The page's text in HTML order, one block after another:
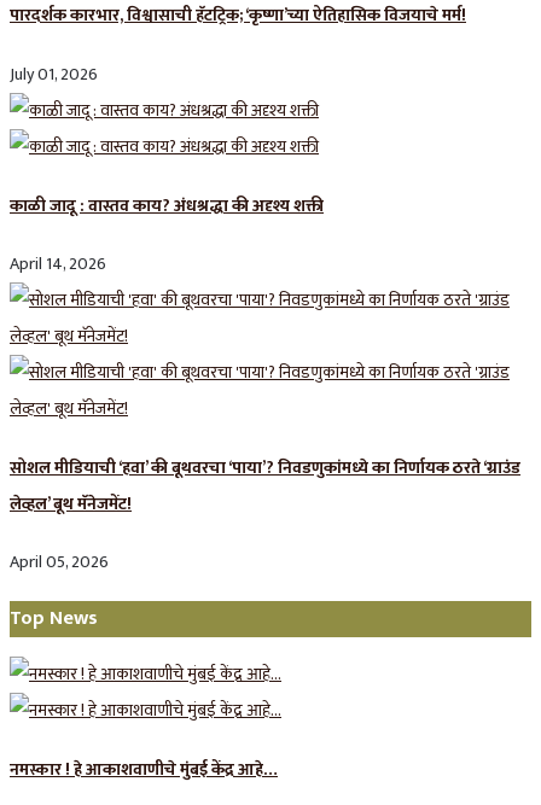
पारदर्शक कारभार, विश्वासाची हॅटट्रिक; ‘कृष्णा’च्या ऐतिहासिक विजयाचे मर्म!
July 01, 2026
काळी जादू : वास्तव काय? अंधश्रद्धा की अदृश्य शक्ती
April 14, 2026
सोशल मीडियाची ‘हवा’ की बूथवरचा ‘पाया’? निवडणुकांमध्ये का निर्णायक ठरते ‘ग्राउंड
लेव्हल’ बूथ मॅनेजमेंट!
April 05, 2026
Top News
नमस्कार ! हे आकाशवाणीचे मुंबई केंद्र आहे…